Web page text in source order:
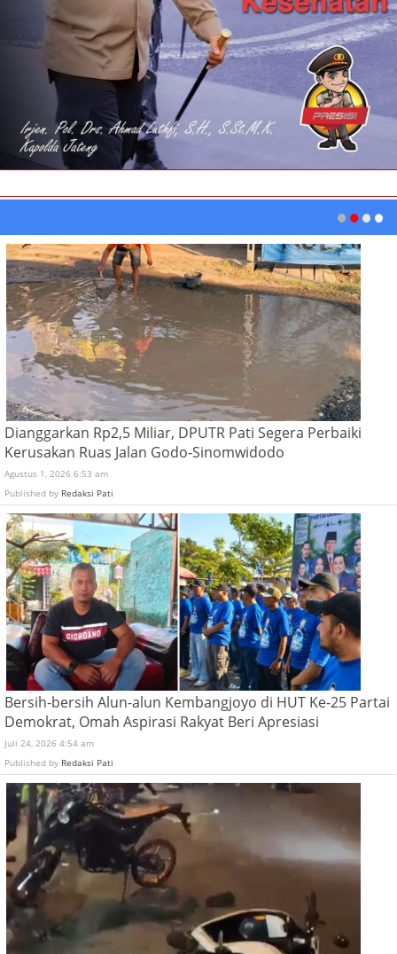
Dianggarkan Rp2,5 Miliar, DPUTR Pati Segera Perbaiki
Kerusakan Ruas Jalan Godo-Sinomwidodo
Agustus 1, 2026 6:53 am
Published by Redaksi Pati
Bersih-bersih Alun-alun Kembangjoyo di HUT Ke-25 Partai
Demokrat, Omah Aspirasi Rakyat Beri Apresiasi
Juli 24, 2026 4:54 am
Published by Redaksi Pati